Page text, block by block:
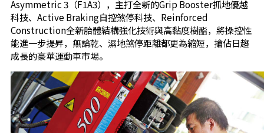
Asymmetric 3（F1A3），主打全新的Grip Booster抓地優越
科技、Active Braking自控煞停科技、Reinforced
Construction全新胎體結構強化技術與高黏度樹酯，將操控性
能進一步提昇，無論乾、濕地煞停距離都更為縮短，搶佔日趨
成長的豪華運動車市場。